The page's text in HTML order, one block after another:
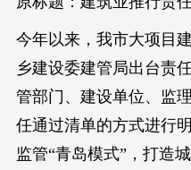
今年以来，我市大项目
乡建设委建管局出台责
管部门、建设单位、监
任通过清单的方式进行
监管“青岛模式”，打造